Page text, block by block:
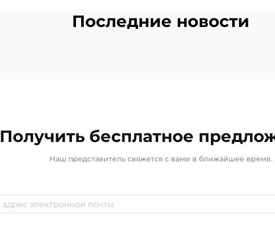
Последние новости
Получить бесплатное
Наш представитель свяжется с вами в ближайшее время.